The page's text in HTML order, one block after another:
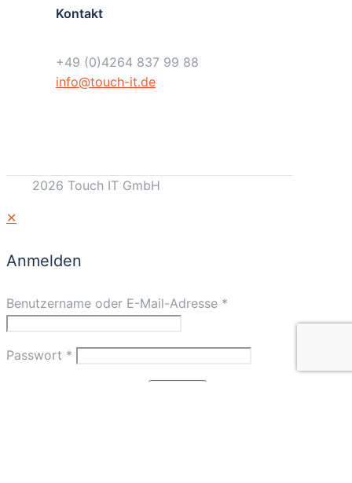
Kontakt
+49 (0)4264 837 99 88
info@touch-it.de
2026 Touch IT GmbH
✕
Anmelden
Benutzername oder E-Mail-Adresse *
Passwort *